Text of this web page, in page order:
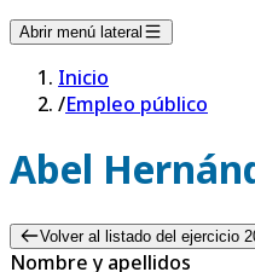
Abrir menú lateral
Inicio
/Empleo público
Abel
Volver al listado del ejercicio
Nombre y apellidos